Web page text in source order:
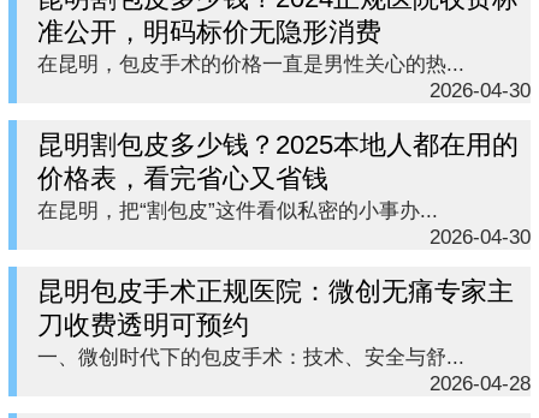
准公开，明码标价无隐形消费
在昆明，包皮手术的价格一直是男性关心的热...
2026-04-30
昆明割包皮多少钱？2025本地人都在用的
价格表，看完省心又省钱
在昆明，把“割包皮”这件看似私密的小事办...
2026-04-30
昆明包皮手术正规医院：微创无痛专家主
刀收费透明可预约
一、微创时代下的包皮手术：技术、安全与舒...
2026-04-28